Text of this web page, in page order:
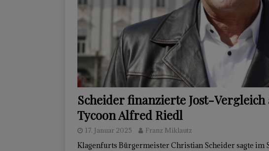
Scheider finanzierte Jost-
Tycoon Alfred Riedl
17. Januar 2025 Franz Miklautz
Klagenfurts Bürgermeister Christian Scheider sagte im